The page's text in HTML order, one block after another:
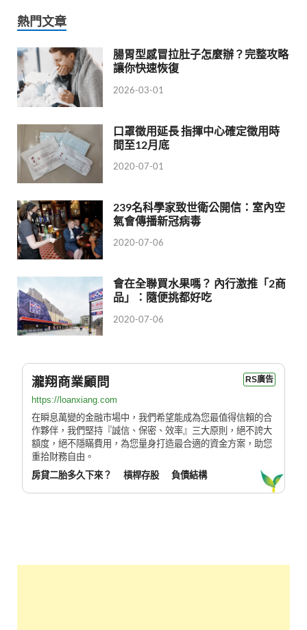
熱門文章
腸胃型感冒拉肚子怎麼辦？完整攻略
讓你快速恢復
2026-03-01
口罩徵用延長 指揮中心確定徵用時
間至12月底
2020-07-01
239名科學家致世衛公開信：室內空
氣會傳播新冠病毒
2020-07-06
會在全聯買水果嗎？ 內行激推「2商
品」：隨便挑都好吃
2020-07-06
瀧翔商業顧問 RS廣告
https://loanxiang.com
在瞬息萬變的金融市場中，我們希望能成為您最值得信賴的合
作夥伴，我們堅持『誠信、保密、效率』三大原則，絕不誇大
額度，絕不隱瞞費用，為您量身打造最合適的資金方案，助您
重拾財務自由。
房貸二胎多久下來？
槓桿存股 負債結構